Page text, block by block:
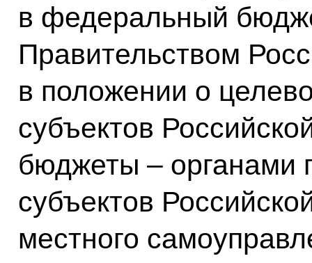
в федеральный
Правительством
в положении о
субъектов
бюджеты – органами
субъектов
местного